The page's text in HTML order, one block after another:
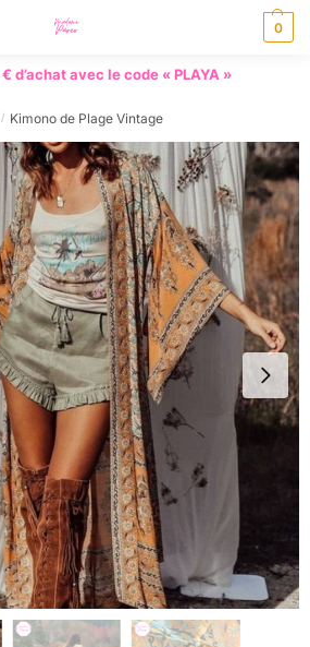
0
d’achat avec le code « PLAYA »
/ Kimono de Plage Vintage